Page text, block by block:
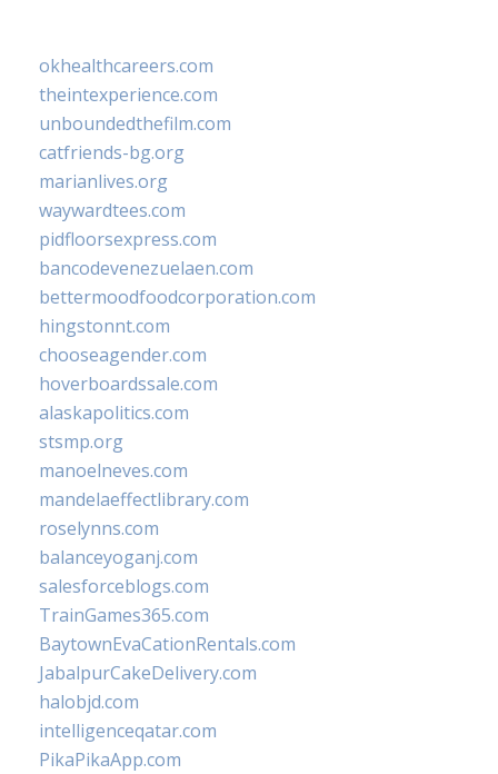
okhealthcareers.com
theintexperience.com
unboundedthefilm.com
catfriends-bg.org
marianlives.org
waywardtees.com
pidfloorsexpress.com
bancodevenezuelaen.com
bettermoodfoodcorporation.com
hingstonnt.com
chooseagender.com
hoverboardssale.com
alaskapolitics.com
stsmp.org
manoelneves.com
mandelaeffectlibrary.com
roselynns.com
balanceyoganj.com
salesforceblogs.com
TrainGames365.com
BaytownEvaCationRentals.com
JabalpurCakeDelivery.com
halobjd.com
intelligenceqatar.com
PikaPikaApp.com